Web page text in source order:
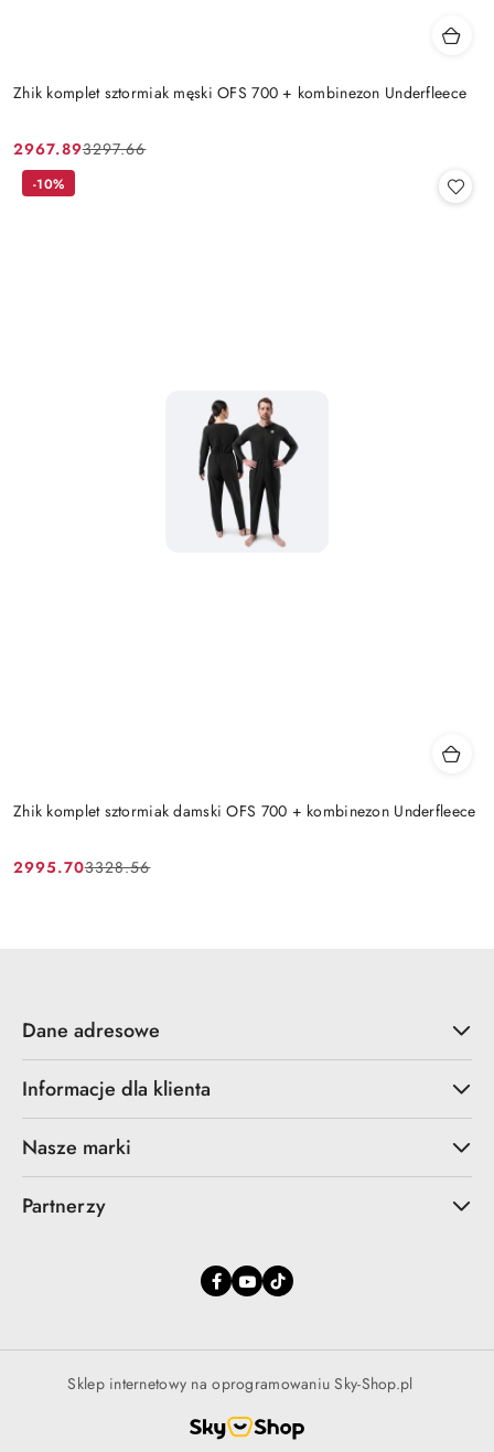
Zhik komplet sztormiak męski OFS 700 + kombinezon Underfleece
Cena
promocyjna:
2967.89
Cena
przed
3297.66
Zhik komplet sztormiak damski OFS 700 + kombinezon Underfleece
Cena
2995.70
Cena
3328.56
-10%
Dane adresowe
Informacje dla klienta
Nasze marki
Partnerzy
Sklep internetowy na oprogramowaniu Sky-Shop.pl